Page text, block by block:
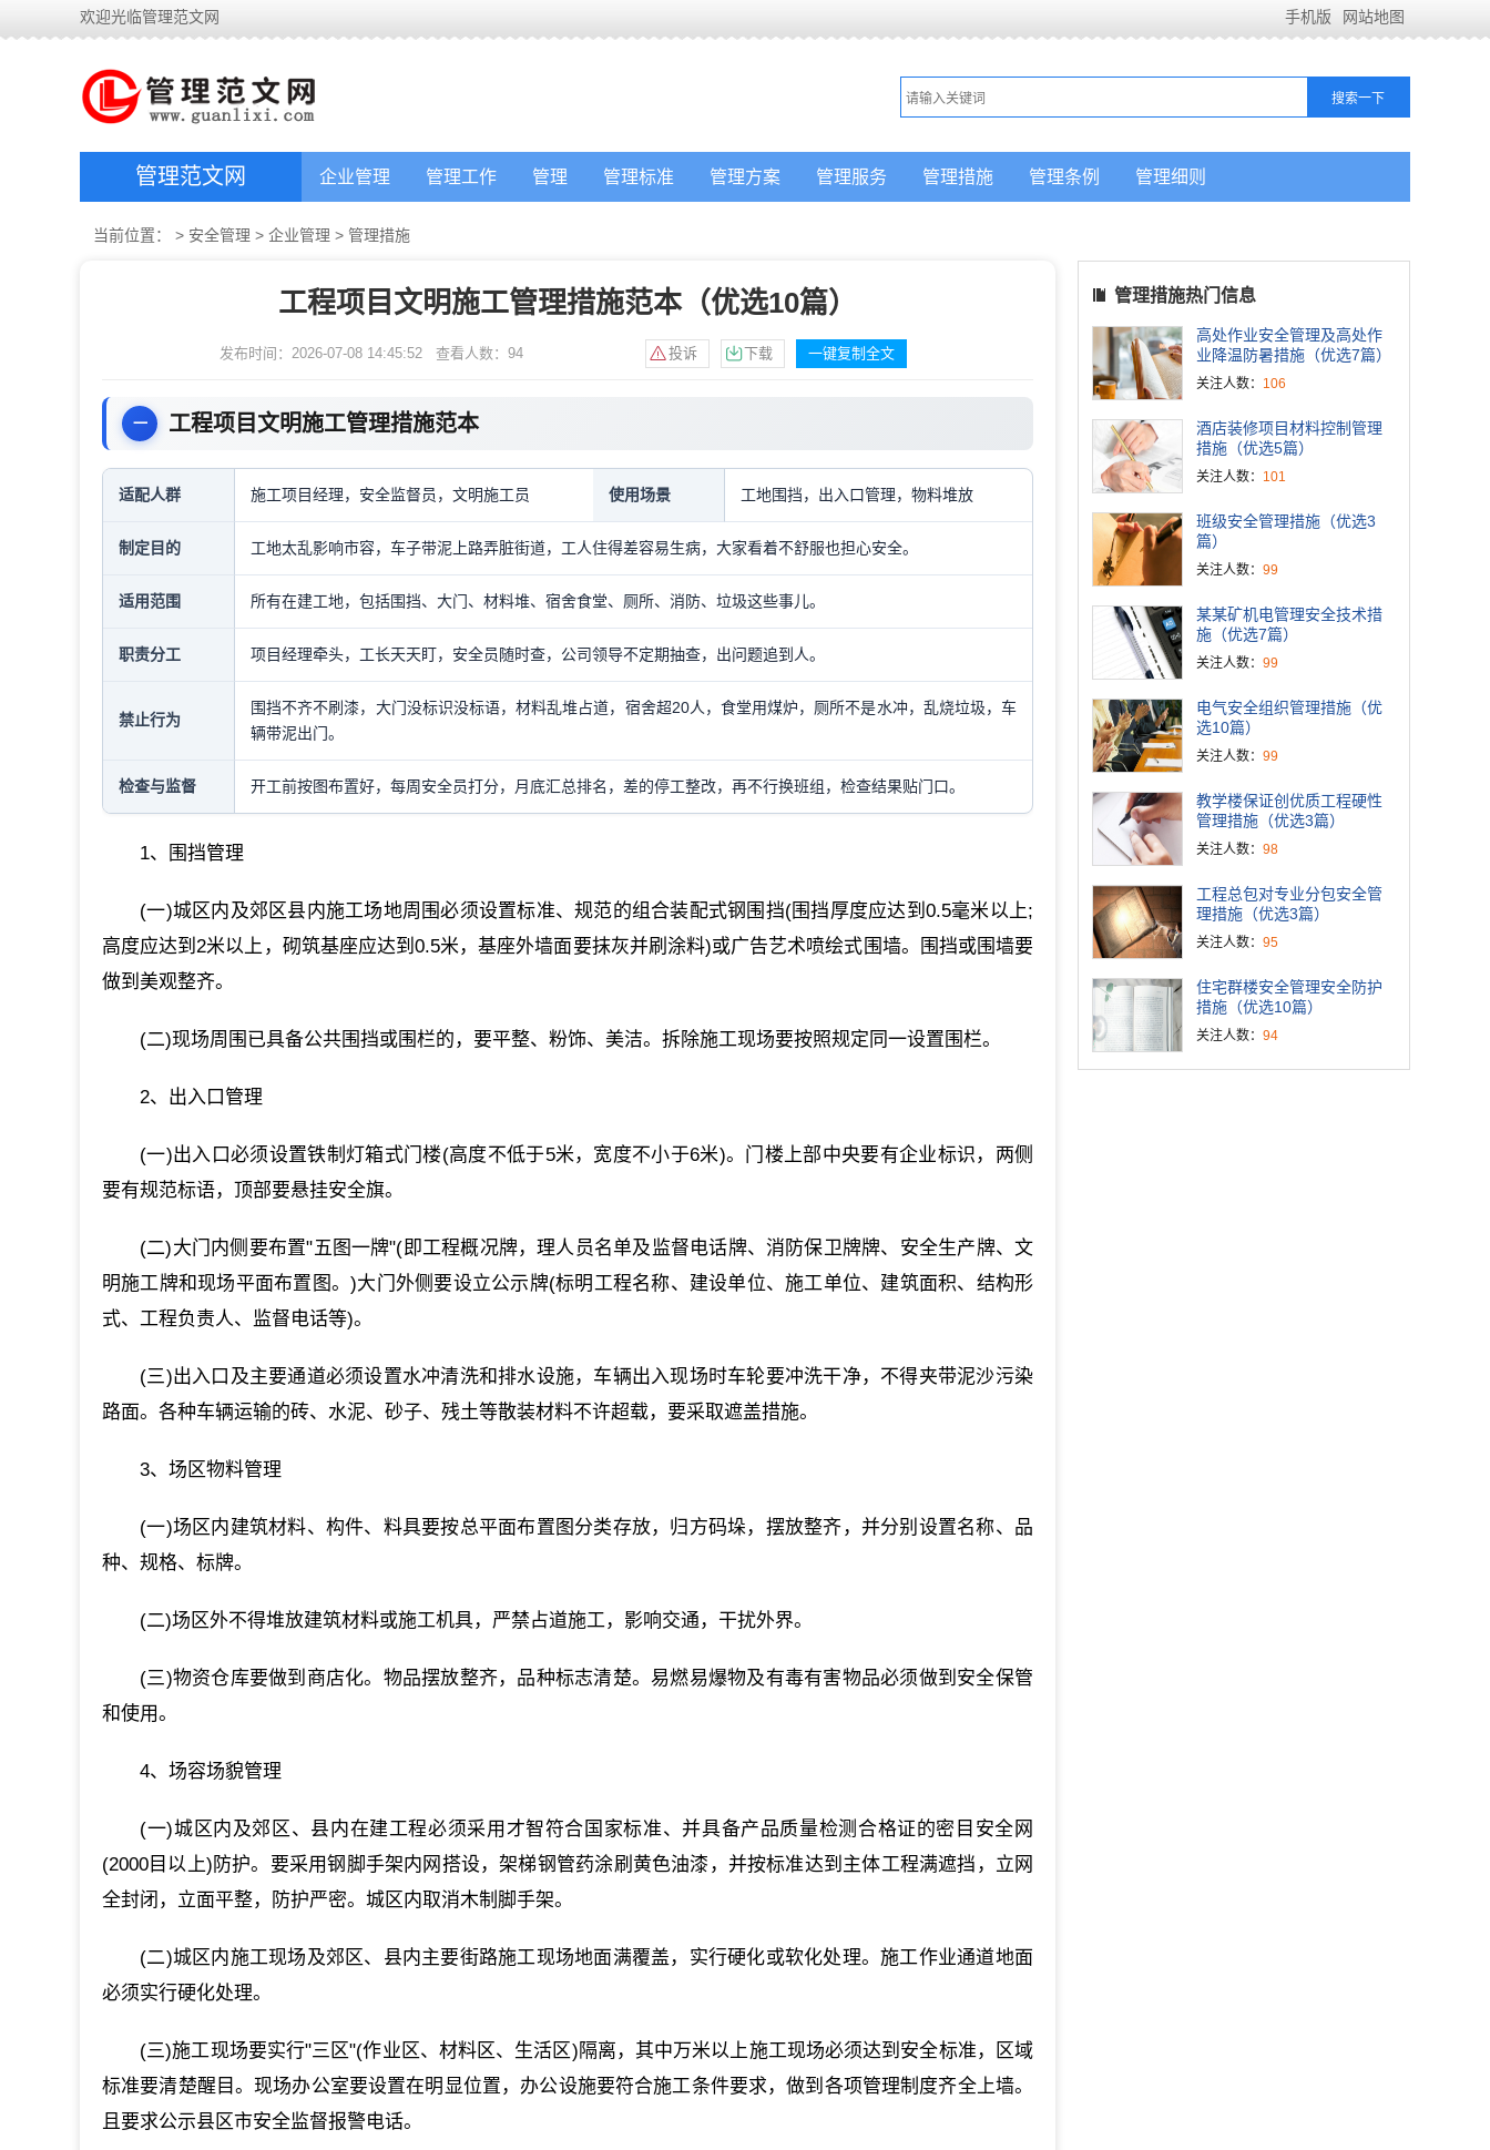
欢迎光临管理范文网 手机版 网站地图
管理范文网 企业管理 管理工作 管理 管理标准 管理方案 管理服务 管理措施 管理条例 管理细则
当前位置： > 安全管理 > 企业管理 > 管理措施
工程项目文明施工管理措施范本（优选10篇）
发布时间：2026-07-08 14:45:52 查看人数： 94 投诉 下载 一键复制全文
工程项目文明施工管理措施范本
适配人群 施工项目经理，安全监督员，文明施工员 使用场景 工地围挡，出入口管理，物料堆放
制定目的 工地太乱影响市容，车子带泥上路弄脏街道，工人住得差容易生病，大家看着不舒服也担心安全。
适用范围 所有在建工地，包括围挡、大门、材料堆、宿舍食堂、厕所、消防、垃圾这些事儿。
职责分工 项目经理牵头，工长天天盯，安全员随时查，公司领导不定期抽查，出问题追到人。
禁止行为
围挡不齐不刷漆，大门没标识没标语，材料乱堆占道，宿舍超20人，食堂用煤炉，厕所不是水冲，乱烧垃圾，车
辆带泥出门。
检查与监督 开工前按图布置好，每周安全员打分，月底汇总排名，差的停工整改，再不行换班组，检查结果贴门口。
1、围挡管理
(一)城区内及郊区县内施工场地周围必须设置标准、规范的组合装配式钢围挡(围挡厚度应达到0.5毫米以上;
高度应达到2米以上，砌筑基座应达到0.5米，基座外墙面要抹灰并刷涂料)或广告艺术喷绘式围墙。围挡或围墙要
做到美观整齐。
(二)现场周围已具备公共围挡或围栏的，要平整、粉饰、美洁。拆除施工现场要按照规定同一设置围栏。
2、出入口管理
(一)出入口必须设置铁制灯箱式门楼(高度不低于5米，宽度不小于6米)。门楼上部中央要有企业标识，两侧
要有规范标语，顶部要悬挂安全旗。
(二)大门内侧要布置"五图一牌"(即工程概况牌，理人员名单及监督电话牌、消防保卫牌牌、安全生产牌、文
明施工牌和现场平面布置图。)大门外侧要设立公示牌(标明工程名称、建设单位、施工单位、建筑面积、结构形
式、工程负责人、监督电话等)。
(三)出入口及主要通道必须设置水冲清洗和排水设施，车辆出入现场时车轮要冲洗干净，不得夹带泥沙污染
路面。各种车辆运输的砖、水泥、砂子、残土等散装材料不许超载，要采取遮盖措施。
3、场区物料管理
(一)场区内建筑材料、构件、料具要按总平面布置图分类存放，归方码垛，摆放整齐，并分别设置名称、品
种、规格、标牌。
(二)场区外不得堆放建筑材料或施工机具，严禁占道施工，影响交通，干扰外界。
(三)物资仓库要做到商店化。物品摆放整齐，品种标志清楚。易燃易爆物及有毒有害物品必须做到安全保管
和使用。
4、场容场貌管理
(一)城区内及郊区、县内在建工程必须采用才智符合国家标准、并具备产品质量检测合格证的密目安全网
(2000目以上)防护。要采用钢脚手架内网搭设，架梯钢管药涂刷黄色油漆，并按标准达到主体工程满遮挡，立网
全封闭，立面平整，防护严密。城区内取消木制脚手架。
(二)城区内施工现场及郊区、县内主要街路施工现场地面满覆盖，实行硬化或软化处理。施工作业通道地面
必须实行硬化处理。
(三)施工现场要实行"三区"(作业区、材料区、生活区)隔离，其中万米以上施工现场必须达到安全标准，区域
标准要清楚醒目。现场办公室要设置在明显位置，办公设施要符合施工条件要求，做到各项管理制度齐全上墙。
且要求公示县区市安全监督报警电话。
管理措施热门信息
高处作业安全管理及高处作
业降温防暑措施（优选7篇）
关注人数： 106
酒店装修项目材料控制管理
措施（优选5篇）
关注人数： 101
班级安全管理措施（优选3
篇）
关注人数： 99
某某矿机电管理安全技术措
施（优选7篇）
关注人数： 99
电气安全组织管理措施（优
选10篇）
关注人数： 99
教学楼保证创优质工程硬性
管理措施（优选3篇）
关注人数： 98
工程总包对专业分包安全管
理措施（优选3篇）
关注人数： 95
住宅群楼安全管理安全防护
措施（优选10篇）
关注人数： 94